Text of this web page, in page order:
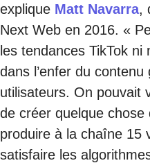
explique Matt Navarra,
Next Web en 2016. «
les tendances TikTok
dans l’enfer du
utilisateurs. On pouvait
de créer quelque chose
produire à la chaîne 15
satisfaire les